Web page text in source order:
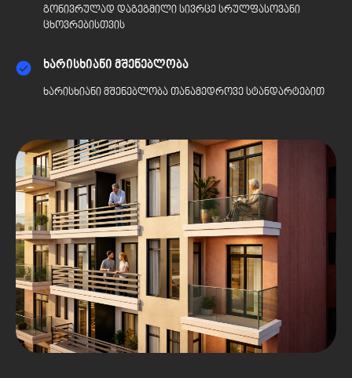
გონივრულად დაგეგმილი სივრცე სრულფასოვანი
ცხოვრებისთვის
ხარისხიანი მშენებლობა
ხარისხიანი მშენებლობა თანამედროვე სტანდარტებით